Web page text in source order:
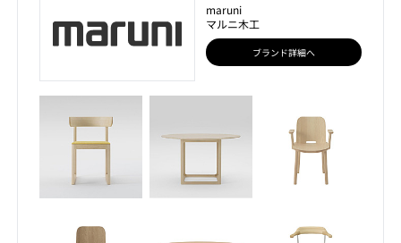
maruni
マルニ木工
ブランド詳細へ